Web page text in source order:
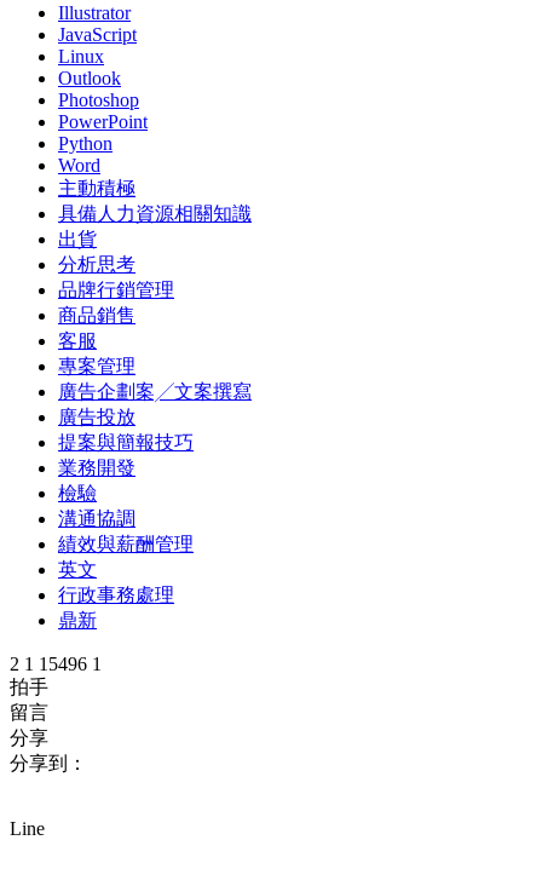
Illustrator
JavaScript
Linux
Outlook
Photoshop
PowerPoint
Python
Word
主動積極
具備人力資源相關知識
出貨
分析思考
品牌行銷管理
商品銷售
客服
專案管理
廣告企劃案╱文案撰寫
廣告投放
提案與簡報技巧
業務開發
檢驗
溝通協調
績效與薪酬管理
英文
行政事務處理
鼎新
2 1 15496 1
拍手
留言
分享
分享到：
Line